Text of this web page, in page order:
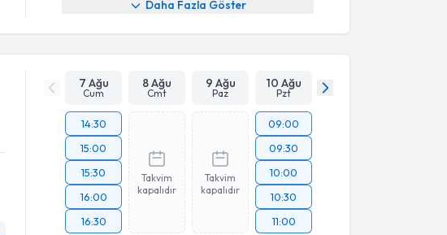
Daha Fazla Göster
7 Ağu
Cum
8 Ağu
Cmt
9 Ağu
Paz
10 Ağu
Pzt
14:30
15:00
15:30
16:00
16:30
Takvim
kapalıdır
Takvim
kapalıdır
09:00
09:30
10:00
10:30
11:00